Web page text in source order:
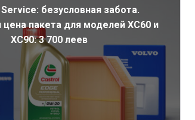
безусловная забота.
цена пакета для моделей XC60 и
XC90: 3 700 леев